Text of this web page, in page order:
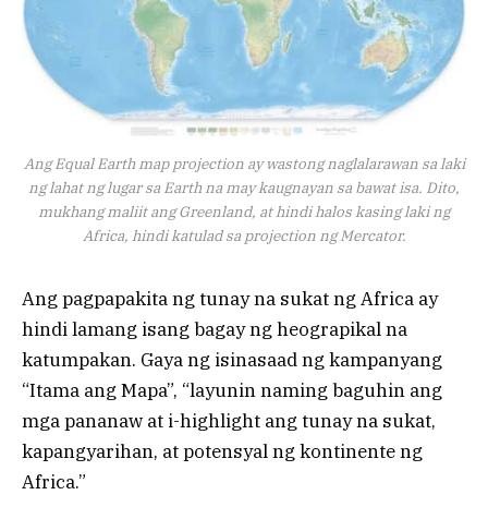
Ang Equal Earth map projection ay wastong naglalarawan sa laki
ng lahat ng lugar sa Earth na may kaugnayan sa bawat isa. Dito,
mukhang maliit ang Greenland, at hindi halos kasing laki ng
Africa, hindi katulad sa projection ng Mercator.
Ang pagpapakita ng tunay na sukat ng Africa ay
hindi lamang isang bagay ng heograpikal na
katumpakan. Gaya ng isinasaad ng kampanyang
“Itama ang Mapa”, “layunin naming baguhin ang
mga pananaw at i-highlight ang tunay na sukat,
kapangyarihan, at potensyal ng kontinente ng
Africa.”